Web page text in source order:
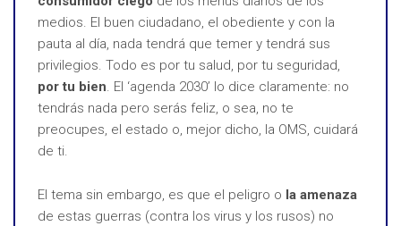
medios. El buen ciudadano, el obediente y con la
pauta al día, nada tendrá que temer y tendrá sus
privilegios. Todo es por tu salud, por tu seguridad,
por tu bien. El ‘agenda 2030’ lo dice claramente: no
tendrás nada pero serás feliz, o sea, no te
preocupes, el estado o, mejor dicho, la OMS, cuidará
de ti.
El tema sin embargo, es que el peligro o la amenaza
de estas guerras (contra los virus y los rusos) no